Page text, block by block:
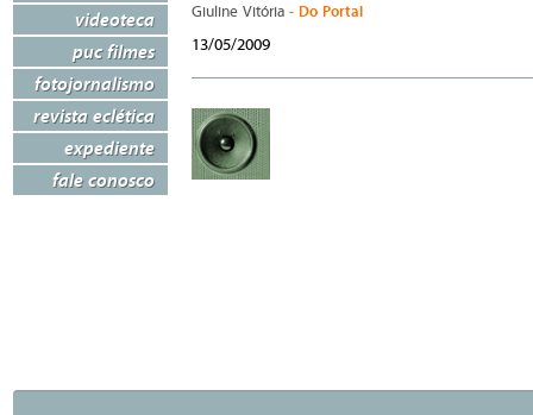
videoteca
puc filmes
fotojornalismo
revista eclética
expediente
fale conosco
Giuline Vitória - Do Portal
13/05/2009